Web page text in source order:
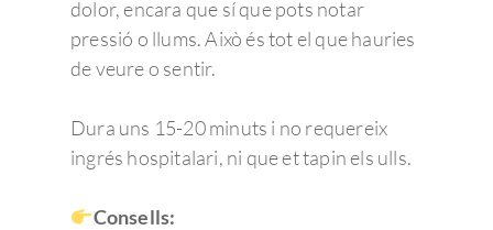
dolor, encara que sí que pots notar
pressió o llums. Això és tot el que hauries
de veure o sentir.
Dura uns 15-20 minuts i no requereix
ingrés hospitalari, ni que et tapin els ulls.
Consells: